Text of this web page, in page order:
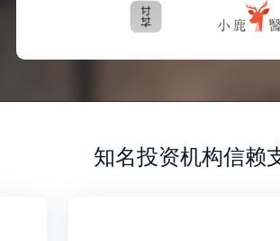
知名投资机构信赖